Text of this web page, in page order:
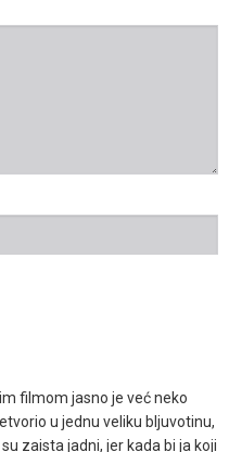
filmom jasno je već neko
u jednu veliku bljuvotinu,
zaista jadni, jer kada bi ja koji